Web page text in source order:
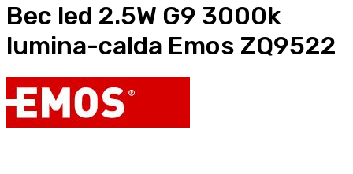
Bec led 2.5W G9 3000k
lumina-calda Emos ZQ9522